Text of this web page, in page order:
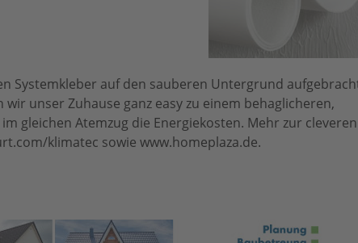
Systemkleber auf den sauberen Untergrund
unser Zuhause ganz easy zu einem behaglicheren,
gleichen Atemzug die Energiekosten. Mehr zur cleveren
klimatec sowie www.homeplaza.de.